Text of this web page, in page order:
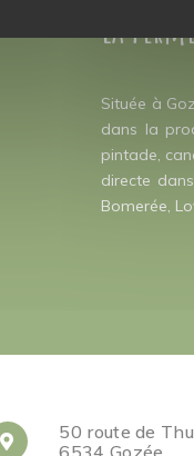
La
Située à
dans la
pintade,
directe
Bomerée,
50 route de
6534 Gozée